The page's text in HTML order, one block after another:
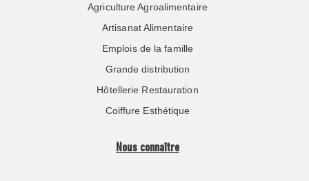
Agriculture Agroalimentaire
Artisanat Alimentaire
Emplois de la famille
Grande distribution
Hôtellerie Restauration
Coiffure Esthétique
Nous connaître